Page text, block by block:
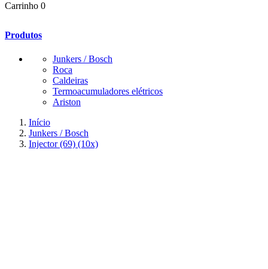
Carrinho 0
Produtos
Junkers / Bosch
Roca
Caldeiras
Termoacumuladores elétricos
Ariston
Início
Junkers / Bosch
Injector (69) (10x)